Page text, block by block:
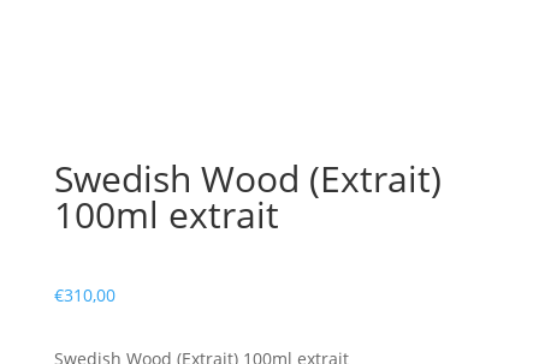
Swedish Wood (Extrait)
100ml extrait
€310,00
Swedish Wood (Extrait) 100ml extrait